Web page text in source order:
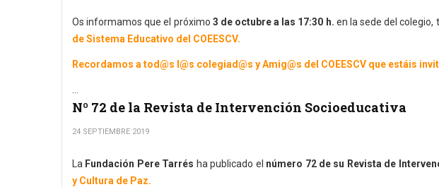
Os informamos que el próximo 3 de octubre a las 17:30 h. en la sede del colegio,
de Sistema Educativo del COEESCV.
Recordamos a tod@s l@s colegiad@s y Amig@s del COEESCV que estáis
Nº 72 de la Revista de Intervención Socioeducativa
24 SEPTIEMBRE 2019
La Fundación Pere Tarrés ha publicado el número 72 de su Revista de
y Cultura de Paz.